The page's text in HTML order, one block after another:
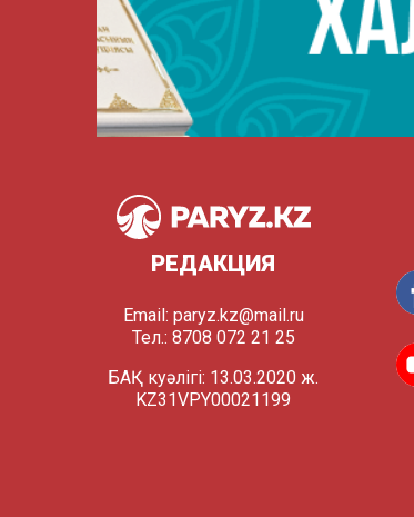
РЕДАКЦИЯ
Email: paryz.kz@mail.ru
Тел.: 8708 072 21 25
БАҚ куәлігі: 13.03.2020 ж.
KZ31VPY00021199